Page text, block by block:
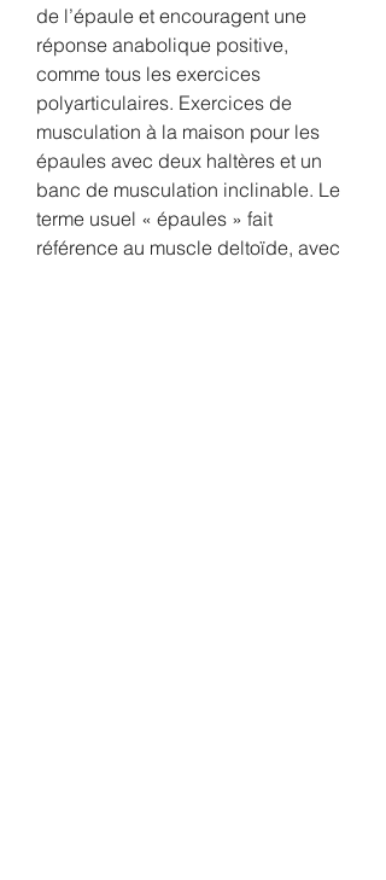
de l’épaule et encouragent une
réponse anabolique positive,
comme tous les exercices
polyarticulaires. Exercices de
musculation à la maison pour les
épaules avec deux haltères et un
banc de musculation inclinable. Le
terme usuel « épaules » fait
référence au muscle deltoïde, avec